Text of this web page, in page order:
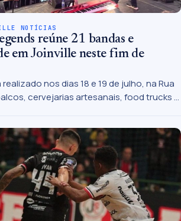
NOTÍCIAS
reúne 21 bandas e
em Joinville neste fim de
nos dias 18 e 19 de julho, na Rua
cervejarias artesanais, food trucks e